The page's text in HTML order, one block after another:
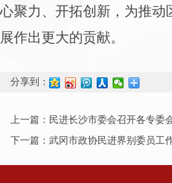
心聚力、开拓创新，为推动
展作出更大的贡献。
分享到：
上一篇：民进长沙市委会召开各专委
下一篇：武冈市政协民进界别委员工